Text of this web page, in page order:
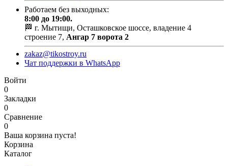
Работаем без выходных:
8:00 до 19:00.
🏁 г. Мытищи, Осташковское шоссе, владение 4
строение 7, Ангар 7 ворота 2
zakaz@tikostroy.ru
Чат поддержки в WhatsApp
Войти
0
Закладки
0
Сравнение
0
Ваша корзина пуста!
Корзина
Каталог